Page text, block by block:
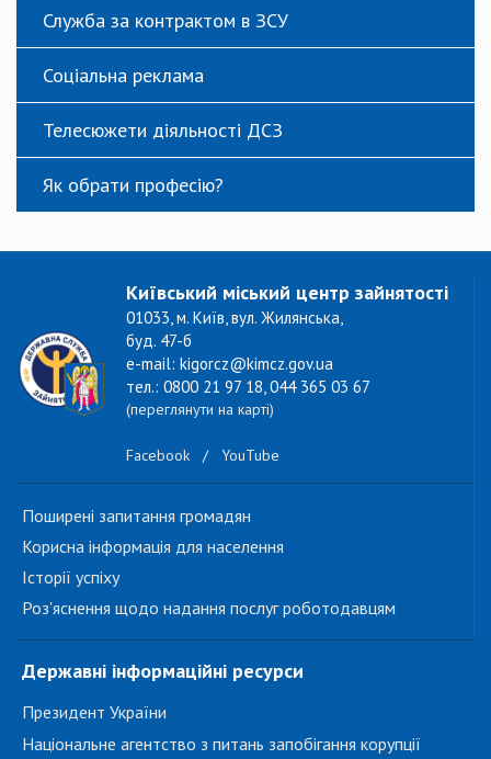
Служба за контрактом в ЗСУ
Соціальна реклама
Телесюжети діяльності ДСЗ
Як обрати професію?
Київський міський центр зайнятості
01033, м. Київ, вул. Жилянська,
буд. 47-б
e-mail: kigorcz@kimcz.gov.ua
тел.: 0800 21 97 18, 044 365 03 67
(переглянути на карті)
Facebook / YouTube
Поширені запитання громадян
Корисна інформація для населення
Історії успіху
Роз'яснення щодо надання послуг роботодавцям
Державні інформаційні ресурси
Президент України
Національне агентство з питань запобігання корупції